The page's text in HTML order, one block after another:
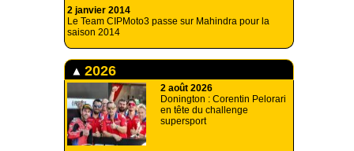
2 janvier 2014
Le Team CIPMoto3 passe sur Mahindra pour la
saison 2014
2026
2 août 2026
Donington : Corentin Pelorari
en tête du challenge
supersport